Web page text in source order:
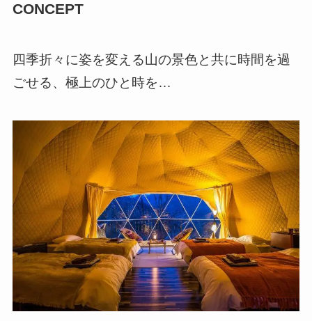
CONCEPT
四季折々に姿を変える山の景色と共に時間を過
ごせる、極上のひと時を…